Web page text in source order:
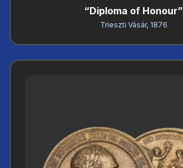
“Diploma of Honour”
Trieszti Vásár, 1876